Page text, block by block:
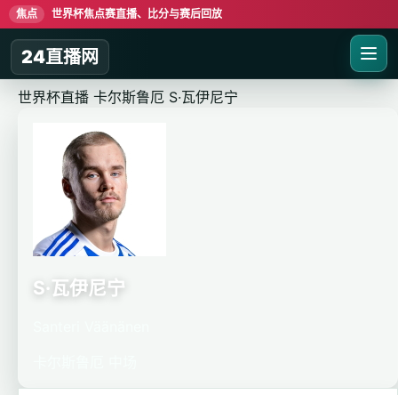
焦点 世界杯焦点赛直播、比分与赛后回放
24直播网
世界杯直播 卡尔斯鲁厄 S·瓦伊尼宁
S·瓦伊尼宁